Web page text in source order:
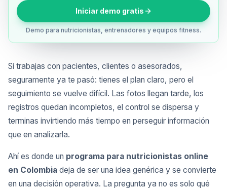
Iniciar demo gratis
Demo para nutricionistas, entrenadores y equipos fitness.
Si trabajas con pacientes, clientes o asesorados,
seguramente ya te pasó: tienes el plan claro, pero el
seguimiento se vuelve difícil. Las fotos llegan tarde, los
registros quedan incompletos, el control se dispersa y
terminas invirtiendo más tiempo en perseguir información
que en analizarla.
Ahí es donde un programa para nutricionistas online
en Colombia deja de ser una idea genérica y se convierte
en una decisión operativa. La pregunta ya no es solo qué